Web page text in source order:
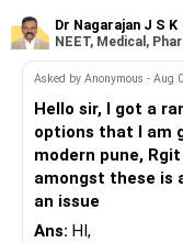
– Axis Consumption
– HDFC Multicap
– HDFC Multicap 50/
– HSBC India
– ICICI Prudential
– Sundaram Multi
– Tata Nifty Auto
– Tata Nifty India
to enhance your
BEST WISHES.
Dr Nagarajan J S K
NEET, Medical,
Asked by Anonymous - Aug
Hello sir, I got a
options that I am
modern pune,
amongst these is
an issue
Ans: HI,